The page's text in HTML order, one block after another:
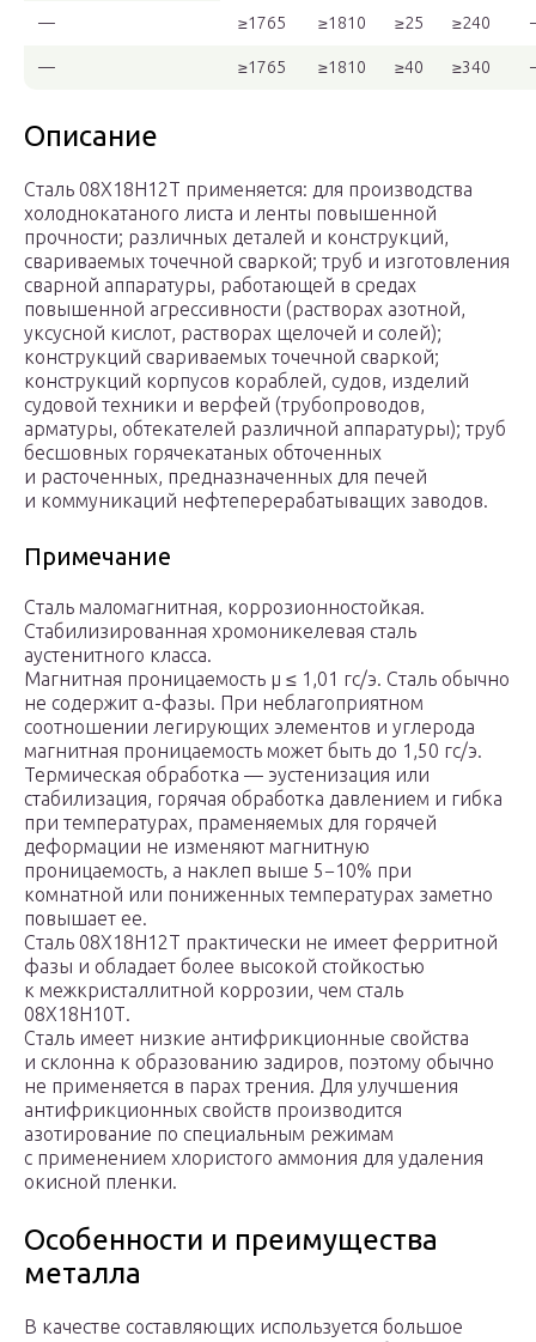
— ≥1765 ≥1810 ≥25 ≥240
— ≥1765 ≥1810 ≥40 ≥340
Описание
Сталь 08Х18Н12Т применяется: для производства
холоднокатаного листа и ленты повышенной
прочности; различных деталей и конструкций,
свариваемых точечной сваркой; труб и изготовления
сварной аппаратуры, работающей в средах
повышенной агрессивности (растворах азотной,
уксусной кислот, растворах щелочей и солей);
конструкций свариваемых точечной сваркой;
конструкций корпусов кораблей, судов, изделий
судовой техники и верфей (трубопроводов,
арматуры, обтекателей различной аппаратуры); труб
бесшовных горячекатаных обточенных
и расточенных, предназначенных для печей
и коммуникаций нефтеперерабатыващих заводов.
Примечание
Сталь маломагнитная, коррозионностойкая.
Стабилизированная хромоникелевая сталь
аустенитного класса.
Магнитная проницаемость μ ≤ 1,01 гс/э. Сталь обычно
не содержит α-фазы. При неблагоприятном
соотношении легирующих элементов и углерода
магнитная проницаемость может быть до 1,50 гс/э.
Термическая обработка — эустенизация или
стабилизация, горячая обработка давлением и гибка
при температурах, праменяемых для горячей
деформации не изменяют магнитную
проницаемость, а наклеп выше 5−10% при
комнатной или пониженных температурах заметно
повышает ее.
Сталь 08Х18Н12Т практически не имеет ферритной
фазы и обладает более высокой стойкостью
к межкристаллитной коррозии, чем сталь
08Х18Н10Т.
Сталь имеет низкие антифрикционные свойства
и склонна к образованию задиров, поэтому обычно
не применяется в парах трения. Для улучшения
антифрикционных свойств производится
азотирование по специальным режимам
с применением хлористого аммония для удаления
окисной пленки.
Особенности и преимущества
металла
В качестве составляющих используется большое